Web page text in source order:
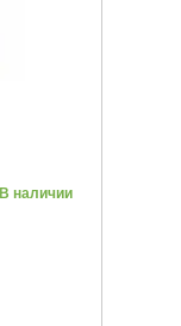
В наличии